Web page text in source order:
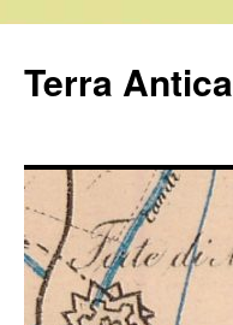
contenuto
Terra Antica